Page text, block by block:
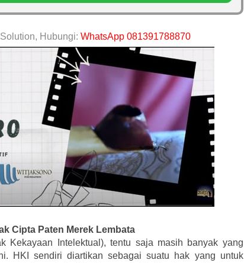
Hubungi: WhatsApp 081391788870
Cipta Paten Merek Lembata
Kekayaan Intelektual), tentu saja masih banyak yang
HKI sendiri diartikan sebagai suatu hak yang untuk